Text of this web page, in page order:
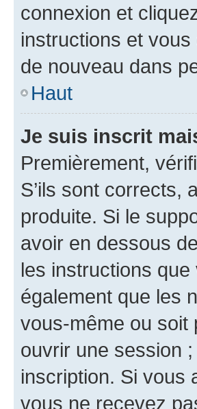
connexion et
instructions et
de nouveau dans
Haut
Je suis inscrit
Premièrement,
S’ils sont corrects,
produite. Si le
avoir en dessous
les instructions
également que les
vous-même ou soit
ouvrir une session
inscription. Si vous
vous ne recevez